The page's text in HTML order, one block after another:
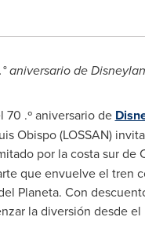
aniversario de
70 .º aniversario de
Obispo(LOSSAN)
por la costa sur de
que envuelve el tren
Planeta. Con
la diversión desde